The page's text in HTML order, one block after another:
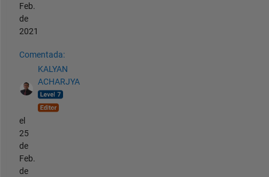
Feb.
de
2021
Comentada:
KALYAN
ACHARJYA
el
25
de
Feb.
de